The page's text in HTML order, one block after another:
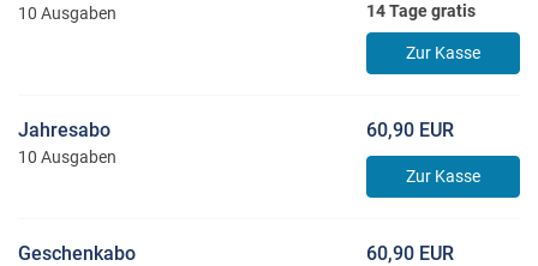
10 Ausgaben 14 Tage gratis
Zur Kasse
Jahresabo
10 Ausgaben
60,90 EUR
Zur Kasse
Geschenkabo 60,90 EUR